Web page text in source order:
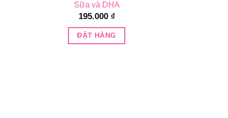
Sữa và DHA
195.000 ₫
ĐẶT HÀNG